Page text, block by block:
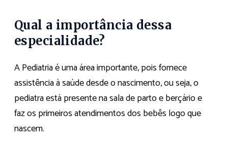
Qual a importância dessa
especialidade?
A Pediatria é uma área importante, pois fornece
assistência à saúde desde o nascimento, ou seja, o
pediatra está presente na sala de parto e berçário e
faz os primeiros atendimentos dos bebês logo que
nascem.